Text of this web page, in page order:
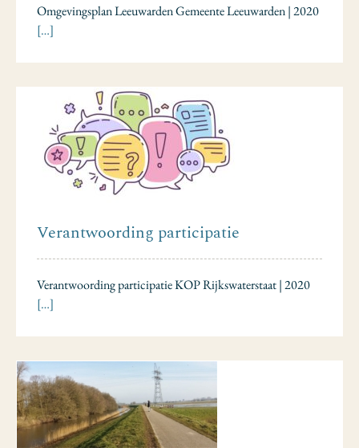
Omgevingsplan Leeuwarden Gemeente Leeuwarden | 2020
[…]
Verantwoording participatie
Verantwoording participatie KOP Rijkswaterstaat | 2020
[…]